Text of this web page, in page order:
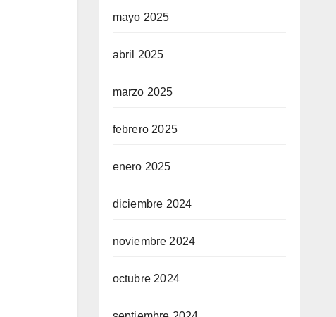
mayo 2025
abril 2025
marzo 2025
febrero 2025
enero 2025
diciembre 2024
noviembre 2024
octubre 2024